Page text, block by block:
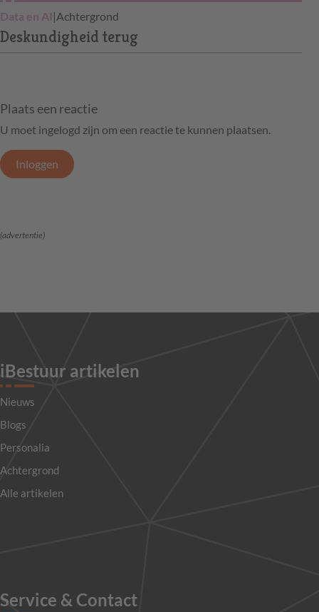
Data en AI |Achtergrond
Deskundigheid terug
Plaats een reactie
U moet ingelogd zijn om een reactie te kunnen plaatsen.
Inloggen
(advertentie)
iBestuur artikelen
Nieuws
Blogs
Personalia
Achtergrond
Alle artikelen
Service & Contact